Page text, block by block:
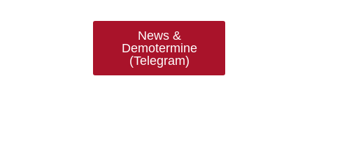
News &
Demotermine
(Telegram)